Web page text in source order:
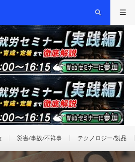
災害/事故/不祥事 テクノロジー/製品